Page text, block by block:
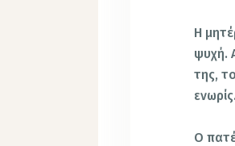
Η
ψυχή.
της,
Ο